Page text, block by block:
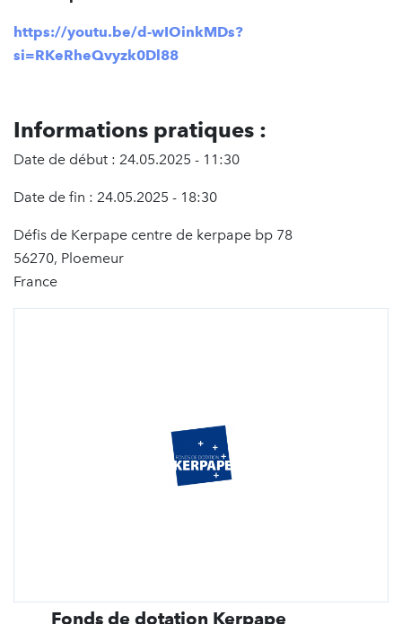
https://youtu.be/d-wIOinkMDs?
si=RKeRheQvyzk0Dl88
Informations pratiques :
Date de début : 24.05.2025 - 11:30
Date de fin : 24.05.2025 - 18:30
Défis de Kerpape centre de kerpape bp 78
56270, Ploemeur
France
Fonds de dotation Kerpape